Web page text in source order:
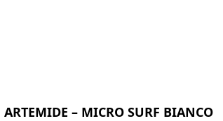
ARTEMIDE – MICRO SURF BIANCO